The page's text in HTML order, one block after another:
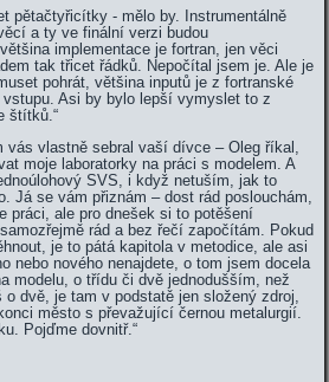
pětačtyřicítky - mělo by. Instrumentálně
a ty ve finální verzi budou
implementace je fortran, jen věci
tak třicet řádků. Nepočítal jsem je. Ale je
pohrát, většina inputů je z fortranské
Asi by bylo lepší vymyslet to z
štítků.“
vás vlastně sebral vaší dívce – Oleg říkal,
moje laboratorky na práci s modelem. A
SVS, i když netuším, jak to
Já se vám přiznám – dost rád poslouchám,
práci, ale pro dnešek si to potěšení
rád a bez řečí započítám. Pokud
je to pátá kapitola v metodice, ale asi
nebo nového nenajdete, o tom jsem docela
modelu, o třídu či dvě jednodušším, než
dvě, je tam v podstatě jen složený zdroj,
město s převažující černou metalurgií.
Pojďme dovnitř.“